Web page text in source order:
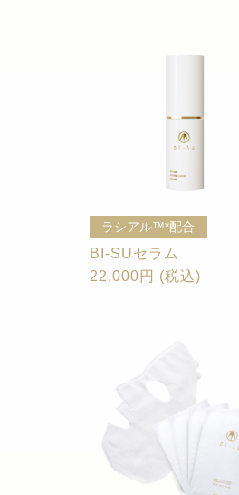
ラシアル™*配合
BI-SUセラム
22,000円 (税込)